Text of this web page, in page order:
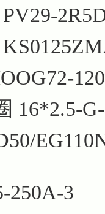
PV29-
16*2.5-
250A-3